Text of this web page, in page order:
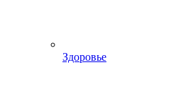
Здоровье